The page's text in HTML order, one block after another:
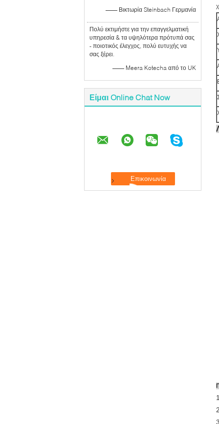
—— Βικτωρία Steinbach Γερμανία
Πολύ εκτιμήστε για την επαγγελματική
υπηρεσία & τα υψηλότερα πρότυπά σας
- ποιοτικός έλεγχος, πολύ ευτυχής να
σας ξέρει.
—— Meera Kotecha από το UK
Είμαι Online Chat Now